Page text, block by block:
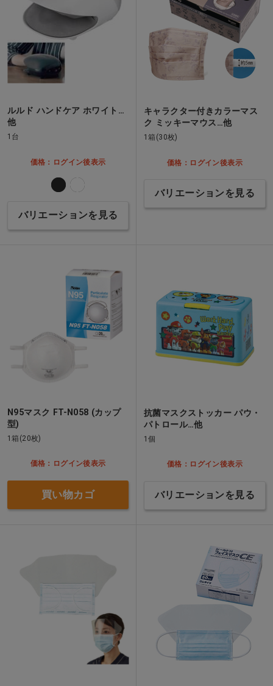
ルルド ハンドケア ホワイト…
他
1台
価格：ログイン後表示
バリエーションを見る
キャラクター付きカラーマス
ク ミッキーマウス…他
1箱(30枚)
価格：ログイン後表示
バリエーションを見る
N95マスク FT-N058 (カップ
型)
1箱(20枚)
価格：ログイン後表示
買い物カゴ
抗菌マスクストッカー パウ・
パトロール…他
1個
価格：ログイン後表示
バリエーションを見る